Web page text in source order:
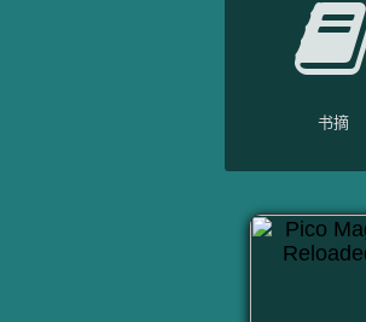
书摘